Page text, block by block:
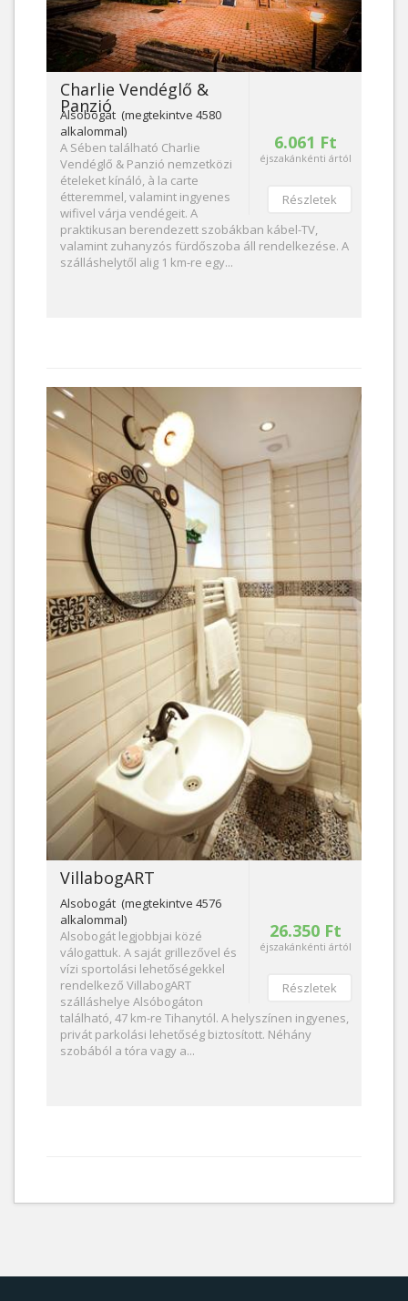
6.061 Ft
éjszakánkénti ártól
Részletek
Charlie Vendéglő &
Panzió
Alsobogát (megtekintve 4580
alkalommal)
A Sében található Charlie
Vendéglő & Panzió nemzetközi
ételeket kínáló, à la carte
étteremmel, valamint ingyenes
wifivel várja vendégeit. A
praktikusan berendezett szobákban kábel-TV,
valamint zuhanyzós fürdőszoba áll rendelkezése. A
szálláshelytől alig 1 km-re egy...
26.350 Ft
éjszakánkénti ártól
Részletek
VillabogART
Alsobogát (megtekintve 4576
alkalommal)
Alsobogát legjobbjai közé
válogattuk. A saját grillezővel és
vízi sportolási lehetőségekkel
rendelkező VillabogART
szálláshelye Alsóbogáton
található, 47 km-re Tihanytól. A helyszínen ingyenes,
privát parkolási lehetőség biztosított. Néhány
szobából a tóra vagy a...